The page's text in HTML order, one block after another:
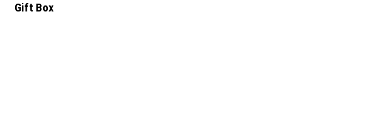
Gift Box